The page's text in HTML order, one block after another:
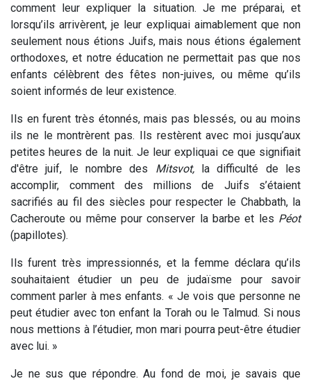
comment leur expliquer la situation. Je me préparai, et
lorsqu’ils arrivèrent, je leur expliquai aimablement que non
seulement nous étions Juifs, mais nous étions également
orthodoxes, et notre éducation ne permettait pas que nos
enfants célèbrent des fêtes non-juives, ou même qu’ils
soient informés de leur existence.
Ils en furent très étonnés, mais pas blessés, ou au moins
ils ne le montrèrent pas. Ils restèrent avec moi jusqu’aux
petites heures de la nuit. Je leur expliquai ce que signifiait
d'être juif, le nombre des Mitsvot,la difficulté de les
accomplir, comment des millions de Juifs s’étaient
sacrifiés au fil des siècles pour respecter le Chabbath, la
Cacheroute ou même pour conserver la barbe et les Péot
(papillotes).
Ils furent très impressionnés, et la femme déclara qu’ils
souhaitaient étudier un peu de judaïsme pour savoir
comment parler à mes enfants. « Je vois que personne ne
peut étudier avec ton enfant la Torah ou le Talmud. Si nous
nous mettions à l’étudier, mon mari pourra peut-être étudier
avec lui. »
Je ne sus que répondre. Au fond de moi, je savais que